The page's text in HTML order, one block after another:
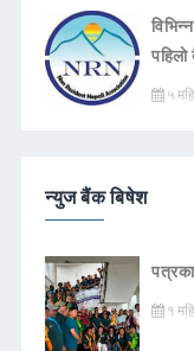
५
न्युज बैंक बिषेश
१